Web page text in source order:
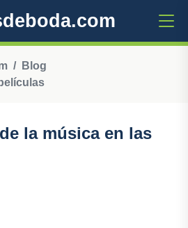
Blog
la música en las